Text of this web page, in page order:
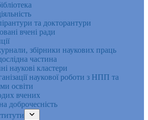
та докторантури
вчені ради
збірники наукових праць
частина
наукові кластери
наукової роботи з НПП та
освіти
вчених
доброчесність